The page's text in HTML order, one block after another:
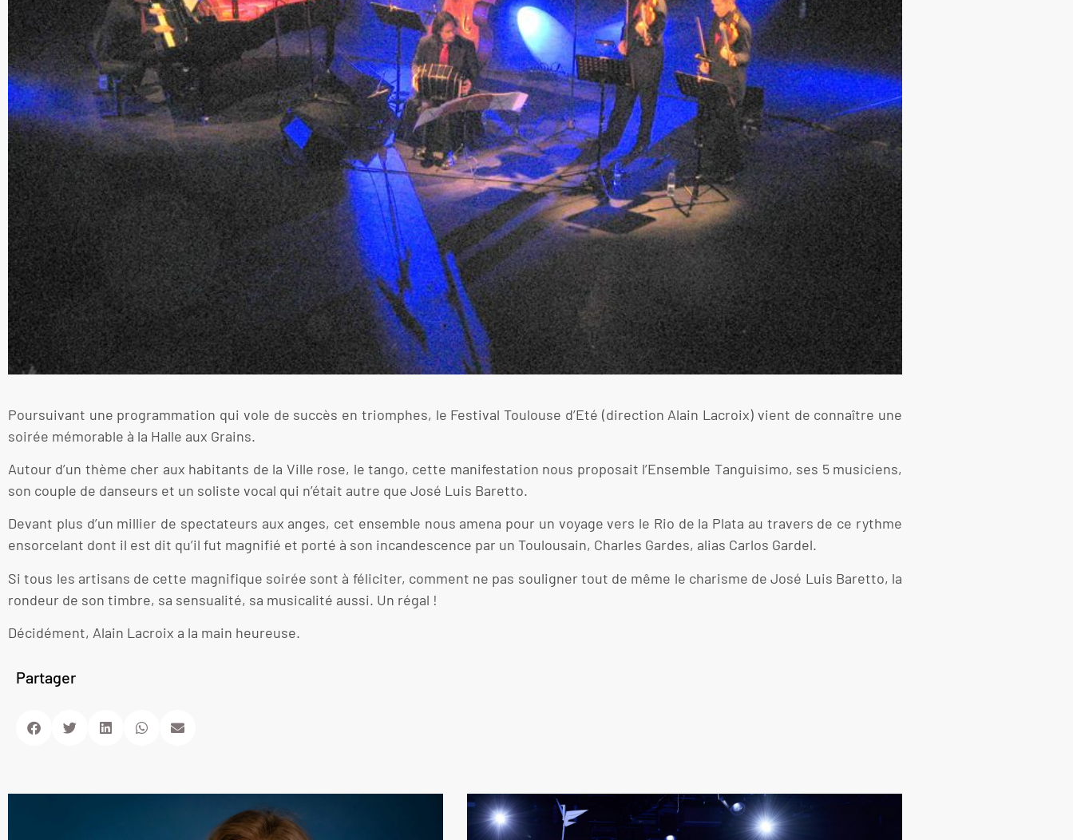
Poursuivant une programmation qui vole de succès en triomphes, le Festival Toulouse d’Eté (direction Alain Lacroix) vient de connaître une
soirée mémorable à la Halle aux Grains.
Autour d’un thème cher aux habitants de la Ville rose, le tango, cette manifestation nous proposait l’Ensemble Tanguisimo, ses 5 musiciens,
son couple de danseurs et un soliste vocal qui n’était autre que José Luis Baretto.
Devant plus d’un millier de spectateurs aux anges, cet ensemble nous amena pour un voyage vers le Rio de la Plata au travers de ce rythme
ensorcelant dont il est dit qu’il fut magnifié et porté à son incandescence par un Toulousain, Charles Gardes, alias Carlos Gardel.
Si tous les artisans de cette magnifique soirée sont à féliciter, comment ne pas souligner tout de même le charisme de José Luis Baretto, la
rondeur de son timbre, sa sensualité, sa musicalité aussi. Un régal !
Décidément, Alain Lacroix a la main heureuse.
Partager